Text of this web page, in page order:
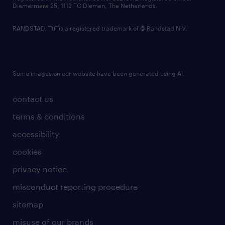
contact us
terms & conditions
accessibility
cookies
privacy notice
misconduct reporting procedure
sitemap
misuse of our brands
Diemermere 25, 1112 TC Diemen, The Netherlands.
RANDSTAD, is a registered trademark of © Randstad N.V.
Some images on our website have been generated using AI.